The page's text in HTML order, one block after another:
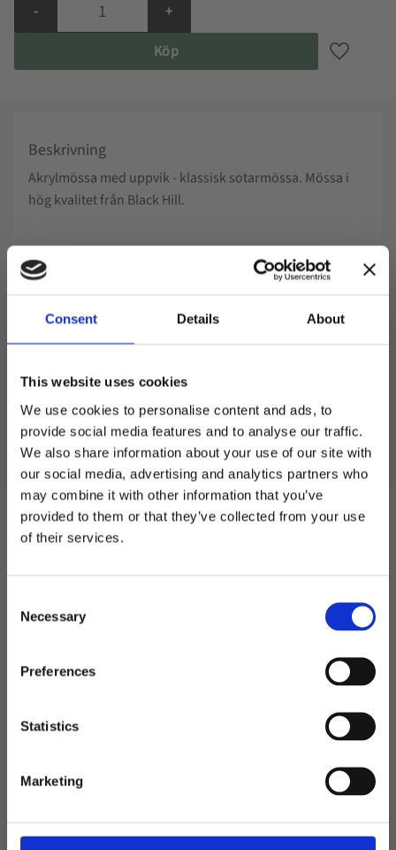
Consent Details About
This website uses cookies
We use cookies to personalise content and ads, to
provide social media features and to analyse our traffic.
We also share information about your use of our site with
our social media, advertising and analytics partners who
may combine it with other information that you’ve
provided to them or that they’ve collected from your use
of their services.
Necessary
Preferences
Statistics
Marketing
+
-
Köp Lägg till i
Beskrivning
Akrylmössa med uppvik - klassisk sotarmössa. Mössa i
hög kvalitet från Black Hill.
• ca 21 cm hög
• Mössa i akryl
• Finstickad mössa
• Ribbstickat uppvik
• Snygg att sätta etikett på
Välkommen till blackhill.se
Vill du handla som företag eller privatperson?